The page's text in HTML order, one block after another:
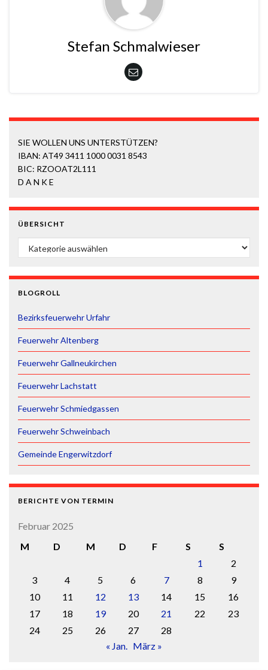
Stefan Schmalwieser
SIE WOLLEN UNS UNTERSTÜTZEN?
IBAN: AT49 3411 1000 0031 8543
BIC: RZOOAT2L111
D A N K E
ÜBERSICHT
ÜBERSICHT
BLOGROLL
Bezirksfeuerwehr Urfahr
Feuerwehr Altenberg
Feuerwehr Gallneukirchen
Feuerwehr Lachstatt
Feuerwehr Schmiedgassen
Feuerwehr Schweinbach
Gemeinde Engerwitzdorf
BERICHTE VON TERMIN
Februar 2025
M
D M D F S
S
1
2
3
4 5 6 7 8
9
10
11 12 13 14 15
16
17
18 19 20 21 22
23
24
25 26 27
28
« Jan. März »